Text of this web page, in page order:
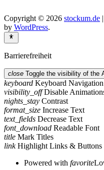
Copyright © 2026 stockum.de
by WordPress.
Barrierefreiheit
close Toggle the visibility of the
keyboard Keyboard Navigation
visibility_off Disable
nights_stay Contrast
format_size Increase Text
text_fields Decrease Text
font_download Readable Font
title Mark Titles
link Highlight Links & Buttons
Powered with favorite